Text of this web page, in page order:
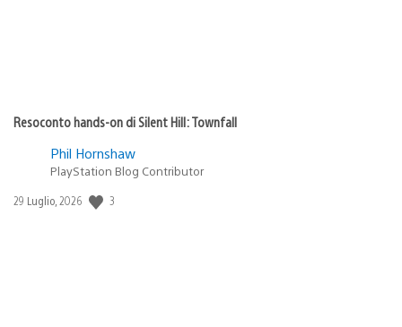
Resoconto hands-on di Silent Hill: Townfall
Phil Hornshaw
PlayStation Blog Contributor
Data
29 Luglio, 2026 3